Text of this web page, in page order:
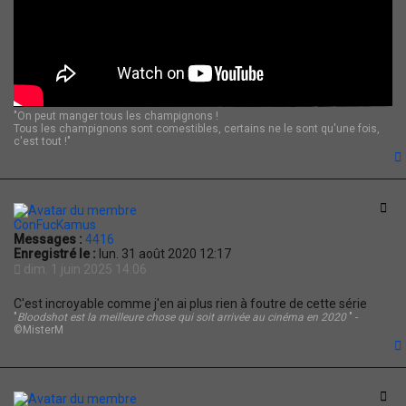
"On peut manger tous les champignons !
Tous les champignons sont comestibles, certains ne le sont qu'une fois,
c'est tout !"
ConFucKamus
Messages : 4416
Enregistré le : lun. 31 août 2020 12:17
dim. 1 juin 2025 14:06
C'est incroyable comme j'en ai plus rien à foutre de cette série
"Bloodshot est la meilleure chose qui soit arrivée au cinéma en 2020 " -
©MisterM